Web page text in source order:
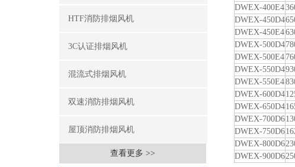
HTF消防排烟风机
3C认证排烟风机
混流式排烟风机
双速消防排烟风机
屋顶消防排烟风机
查看更多 >>
DWEX-400E4
DWEX-450D4
DWEX-450E4
DWEX-500D4
DWEX-500E4
DWEX-550D4
DWEX-550E4
DWEX-600D4
DWEX-650D4
DWEX-700D6
DWEX-750D6
DWEX-800D6
DWEX-900D6